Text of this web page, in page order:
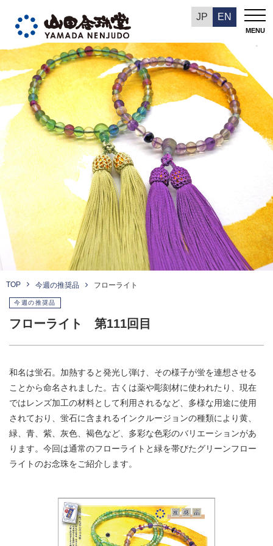
JP EN
MENU
今週の推奨品
TOP 今週の推奨品 フローライト
今週の推奨品
フローライト 第111回目
和名は蛍石。加熱すると発光し弾け、その様子が蛍を連想させる
ことから命名されました。古くは薬や彫刻材に使われたり、現在
ではレンズ加工の材料として利用されるなど、多様な用途に使用
されており、蛍石に含まれるインクルージョンの種類により黄、
緑、青、紫、灰色、褐色など、多彩な色彩のバリエーションがあ
ります。今回は通常のフローライトと緑を帯びたグリーンフロー
ライトのお念珠をご紹介します。